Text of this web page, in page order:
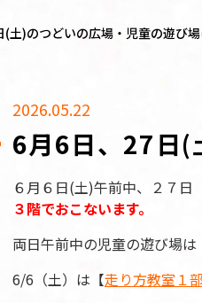
(土)のつどいの広場・児童の遊び
2026.05.22
6月6日、27日(
６月６日(土)午前中、２７日
３階でおこないます。
両日午前中の児童の遊び場は
6/6（土）は【走り方教室１